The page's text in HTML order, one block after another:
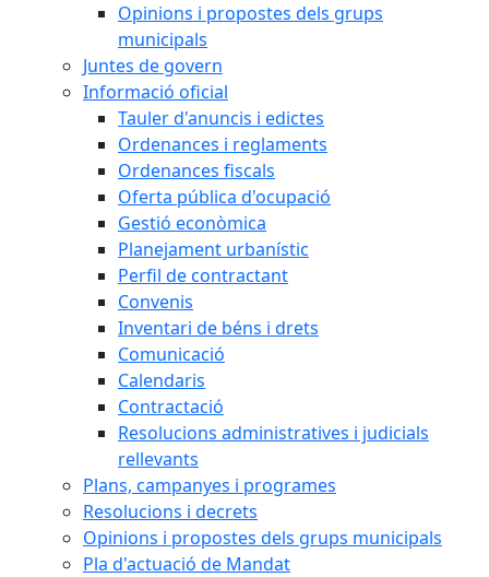
Opinions i propostes dels grups
municipals
Juntes de govern
Informació oficial
Tauler d'anuncis i edictes
Ordenances i reglaments
Ordenances fiscals
Oferta pública d'ocupació
Gestió econòmica
Planejament urbanístic
Perfil de contractant
Convenis
Inventari de béns i drets
Comunicació
Calendaris
Contractació
Resolucions administratives i judicials
rellevants
Plans, campanyes i programes
Resolucions i decrets
Opinions i propostes dels grups municipals
Pla d'actuació de Mandat